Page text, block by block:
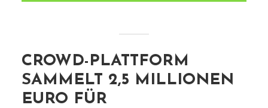
CROWD-PLATTFORM
SAMMELT 2,5 MILLIONEN
EURO FÜR